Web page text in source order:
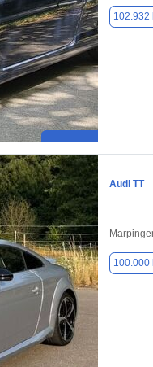
102.932
Audi TT
100.000